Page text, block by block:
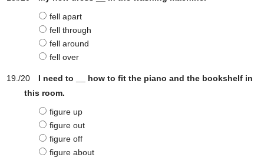
fell apart
fell through
fell around
fell over
I need to __ how to fit the piano and the bookshelf in
this room.
figure up
figure out
figure off
figure about